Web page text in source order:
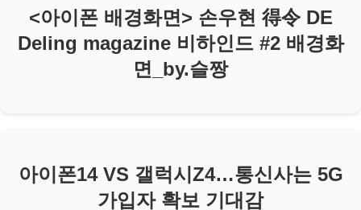
<아이폰 배경화면> 손우현 得令 DE
Deling magazine 비하인드 #2 배경화
면_by.슬짱
아이폰14 VS 갤럭시Z4…통신사는 5G
가입자 확보 기대감